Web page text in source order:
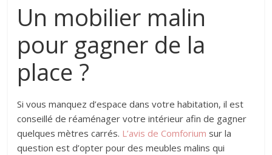
Un mobilier malin
pour gagner de la
place ?
Si vous manquez d’espace dans votre habitation, il est
conseillé de réaménager votre intérieur afin de gagner
quelques mètres carrés. L’avis de Comforium sur la
question est d’opter pour des meubles malins qui